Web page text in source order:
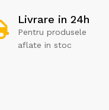
Livrare in 24h
Pentru produsele
aflate in stoc